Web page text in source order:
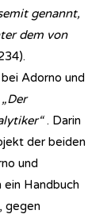
genannt,
dem von
Adorno und
. Darin
der beiden
und
Handbuch
gegen